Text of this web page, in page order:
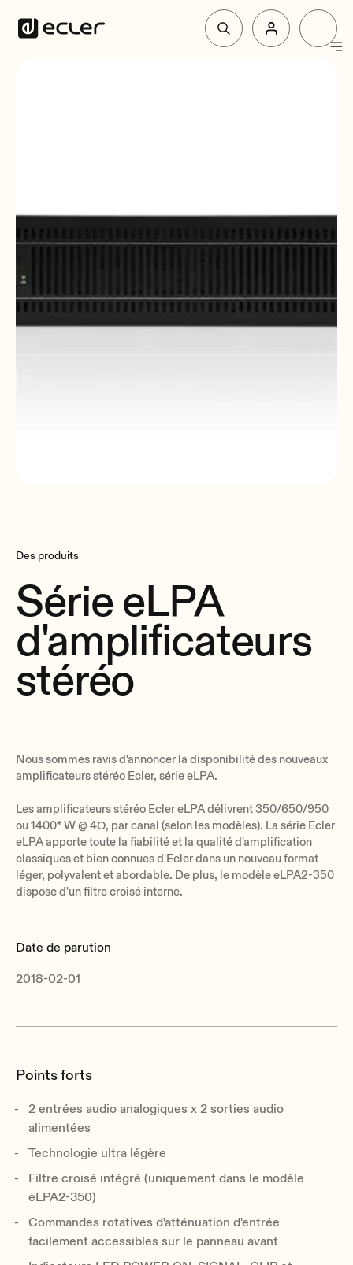
Des produits
Série eLPA
d'amplificateurs
stéréo
Nous sommes ravis d'annoncer la disponibilité des nouveaux
amplificateurs stéréo Ecler, série eLPA.
Les amplificateurs stéréo Ecler eLPA délivrent 350/650/950
ou 1400* W @ 4Ω, par canal (selon les modèles). La série Ecler
eLPA apporte toute la fiabilité et la qualité d'amplification
classiques et bien connues d'Ecler dans un nouveau format
léger, polyvalent et abordable. De plus, le modèle eLPA2-350
dispose d'un filtre croisé interne.
Date de parution
2018-02-01
Points forts
2 entrées audio analogiques x 2 sorties audio
alimentées
Technologie ultra légère
Filtre croisé intégré (uniquement dans le modèle
eLPA2-350)
Commandes rotatives d'atténuation d'entrée
facilement accessibles sur le panneau avant